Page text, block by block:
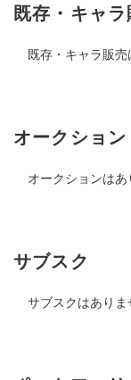
既存・キャラ
既存・キャラ販売
オークション
オークションはあ
サブスク
サブスクはありま